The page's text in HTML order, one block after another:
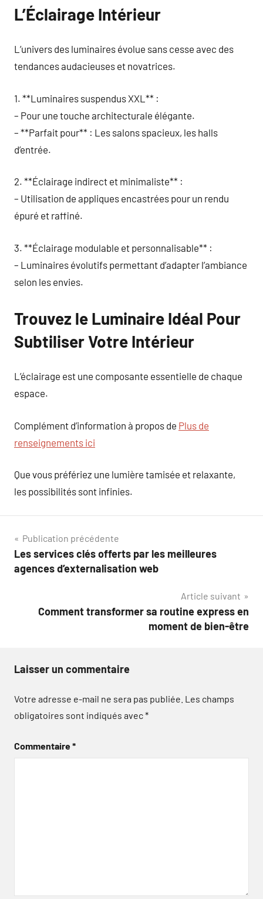
L’Éclairage Intérieur
L’univers des luminaires évolue sans cesse avec des
tendances audacieuses et novatrices.
1. **Luminaires suspendus XXL** :
– Pour une touche architecturale élégante.
– **Parfait pour** : Les salons spacieux, les halls
d’entrée.
2. **Éclairage indirect et minimaliste** :
– Utilisation de appliques encastrées pour un rendu
épuré et raffiné.
3. **Éclairage modulable et personnalisable** :
– Luminaires évolutifs permettant d’adapter l’ambiance
selon les envies.
Trouvez le Luminaire Idéal Pour
Subtiliser Votre Intérieur
L’éclairage est une composante essentielle de chaque
espace.
Complément d’information à propos de Plus de
renseignements ici
Que vous préfériez une lumière tamisée et relaxante,
les possibilités sont infinies.
Navigation
de
Publication précédente
Les services clés offerts par les meilleures
agences d’externalisation web
Article suivant
Comment transformer sa routine express en
moment de bien-être
Laisser un commentaire
Votre adresse e-mail ne sera pas publiée. Les champs
obligatoires sont indiqués avec*
Commentaire*